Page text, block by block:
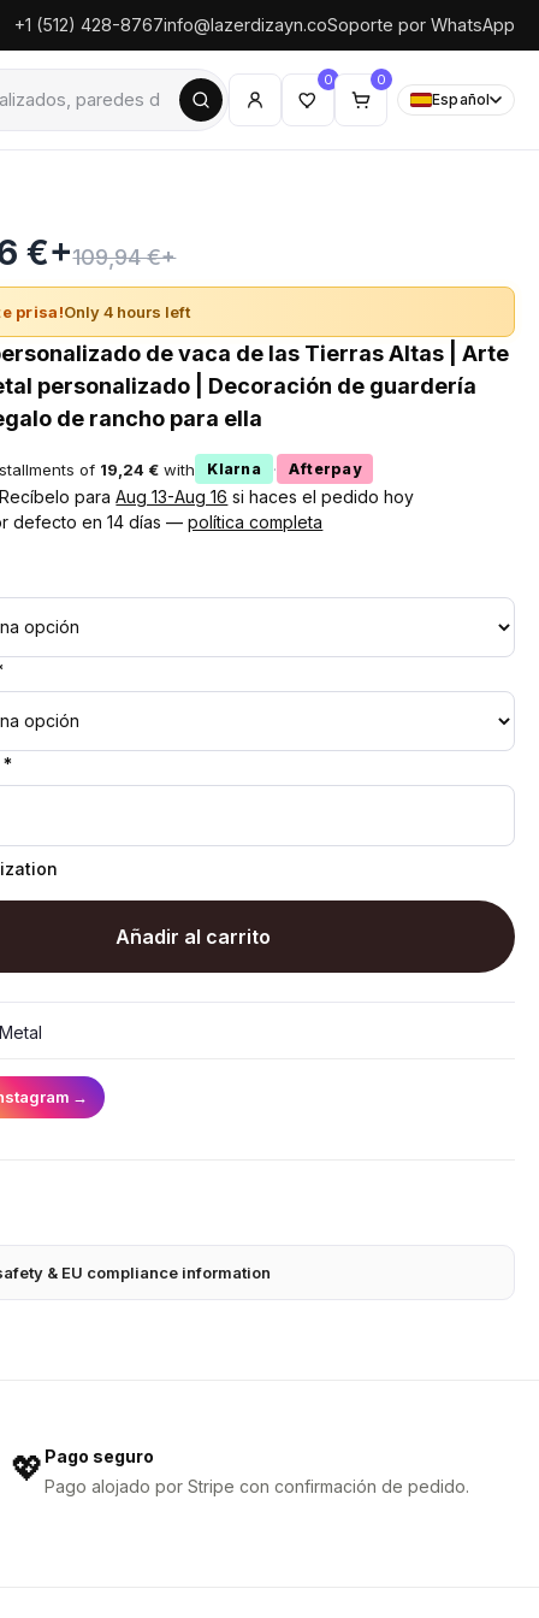
+1 (512) 428-8767info@lazerdizayn.coSoporte por WhatsApp
0 0
Español
€+109,94 €+
prisa!Only 4 hours left
de vaca de las Tierras Altas | Arte
personalizado | Decoración de guardería
de rancho para ella
of 19,24 € with Klarna · Afterpay
paraAug 13-Aug 16 si haces el pedido hoy
defecto en 14 días —política completa
Añadir al carrito
→
& EU compliance information
💖Pago seguro
Pago alojado por Stripe con confirmación de pedido.